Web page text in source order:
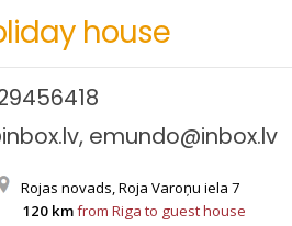
house
, emundo@inbox.lv
Rojas novads, Roja Varoņu iela 7
120 kmfrom Riga to guest house